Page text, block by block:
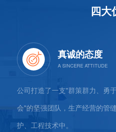
四大
真诚的态度
公司打造了一支"群策群力、勇
会"的坚强团队，生产经营的管
护、工程技术中。